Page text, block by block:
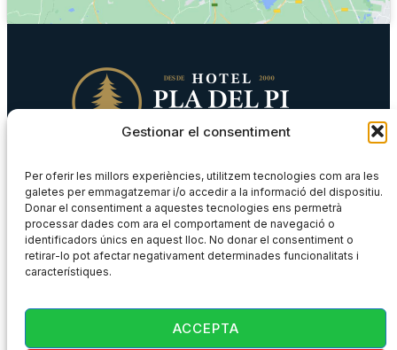
Gestionar el consentiment
Per oferir les millors experiències, utilitzem tecnologies com ara les
galetes per emmagatzemar i/o accedir a la informació del dispositiu.
Donar el consentiment a aquestes tecnologies ens permetrà
processar dades com ara el comportament de navegació o
identificadors únics en aquest lloc. No donar el consentiment o
retirar-lo pot afectar negativament determinades funcionalitats i
característiques.
ACCEPTA
Navega
Apartaments
Informació